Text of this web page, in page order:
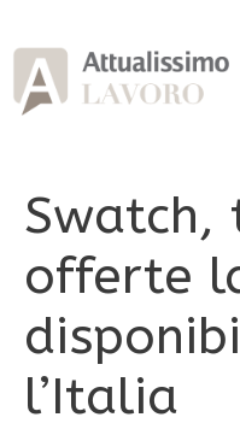
al
contenuto
offerte
l’Italia